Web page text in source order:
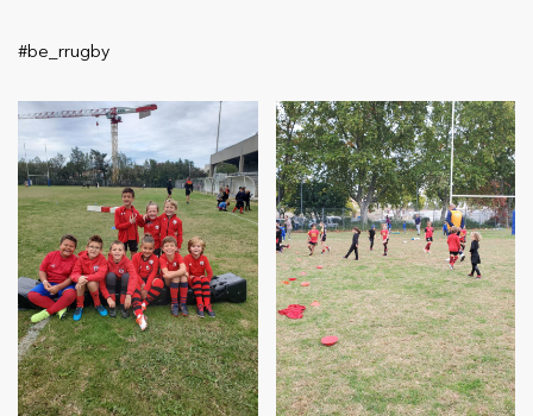
#be_rrugby